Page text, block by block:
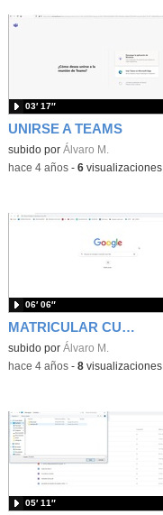
UNIRSE A TEAMS
subido por Álvaro M.
03′ 17″
-hace 4 años- 6visualizaciones
MATRICULAR CURSO INNOVACIÓN Y FORMACIÓN
subido por Álvaro M.
06′ 06″
-hace 4 años- 8visualizaciones
05′ 11″